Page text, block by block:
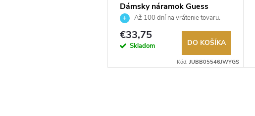
Dámsky náramok Guess
JUBB05546JWYGS
Až 100 dní na vrátenie tovaru.
Autorizovaný predajca.
€33,75
Skladom DO KOŠÍKA
Kód: JUBB05546JWYGS